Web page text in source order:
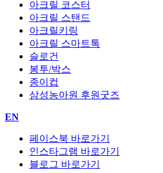
아크릴 코스터
아크릴 스탠드
아크릴키링
아크릴 스마트톡
슬로건
봉투/박스
종이컵
삼성농아원 후원굿즈
EN
페이스북 바로가기
인스타그램 바로가기
블로그 바로가기